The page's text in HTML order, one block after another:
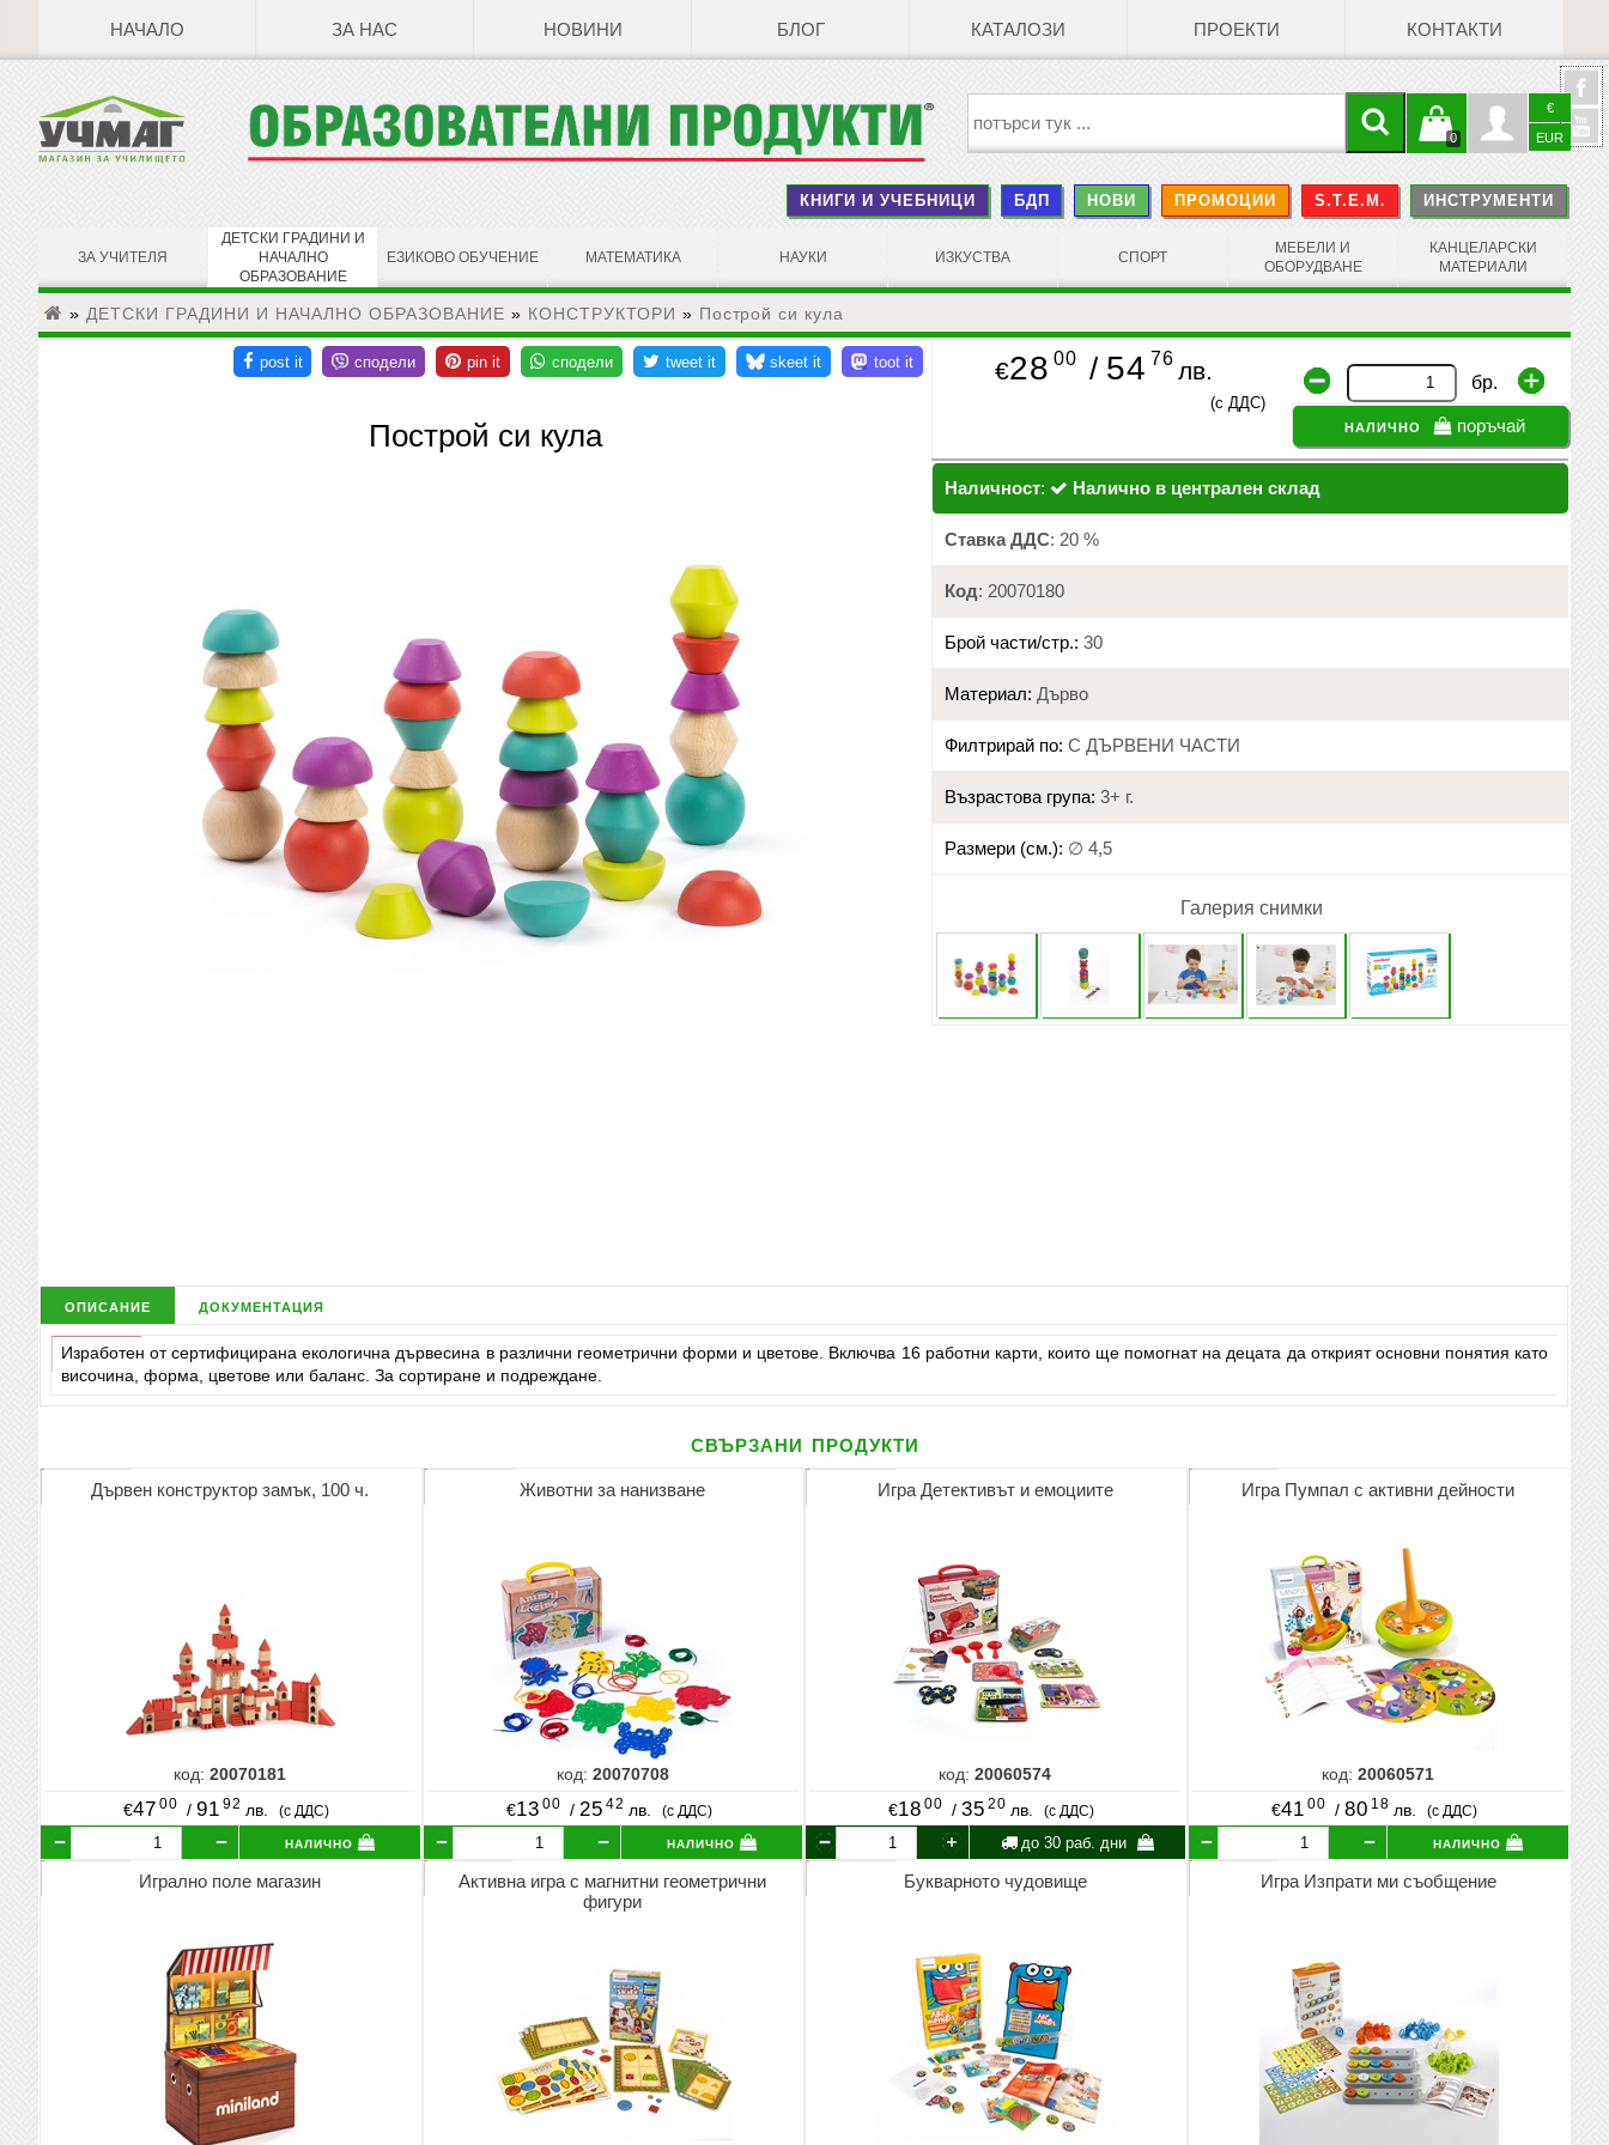
НАЧАЛО ЗА НАС НОВИНИ БЛОГ КАТАЛОЗИ ПРОЕКТИ КОНТАКТИ
€
EUR
Профил
0
Кошницата
е празна
КНИГИ И УЧЕБНИЦИ БДП НОВИ ПРОМОЦИИ S.T.E.M. ИНСТРУМЕНТИ
ЗА УЧИТЕЛЯ
ДЕТСКИ ГРАДИНИ И
НАЧАЛНО
ОБРАЗОВАНИЕ
ЕЗИКОВО ОБУЧЕНИЕ МАТЕМАТИКА НАУКИ ИЗКУСТВА СПОРТ
МЕБЕЛИ И
ОБОРУДВАНЕ
КАНЦЕЛАРСКИ
МАТЕРИАЛИ
» ДЕТСКИ ГРАДИНИ И НАЧАЛНО ОБРАЗОВАНИЕ » КОНСТРУКТОРИ » Построй си кула
Построй си кула
€28 00 / 54 76 лв.
(с ДДС)
бр.
налично поръчай
Наличност: Налично в централен склад
Ставка ДДС: 20 %
Код: 20070180
Брой части/стр.: 30
Материал: Дърво
Филтрирай по: С ДЪРВЕНИ ЧАСТИ
Възрастова група: 3+ г.
Размери (см.): ∅ 4,5
Галерия снимки
описание документация
Изработен от сертифицирана екологична дървесина в различни геометрични форми и цветове. Включва 16 работни карти, които ще помогнат на децата да открият основни понятия като
височина, форма, цветове или баланс. За сортиране и подреждане.
свързани продукти
Дървен конструктор замък, 100 ч.
код:20070181
€47 00 /91 92 лв. (с ДДС)
налично
Животни за нанизване
код: 20070708
€13 00 / 25 42 лв. (с ДДС)
налично
Игра Детективът и емоциите
код:20060574
€18 00 /35 20 лв. (с ДДС)
до 30 раб. дни
Игра Пумпал с активни дейности
код:20060571
€41 00 /80 18 лв. (с ДДС)
налично
Игрално поле магазин
Активна игра с магнитни геометрични
фигури
Букварното чудовище Игра Изпрати ми съобщение